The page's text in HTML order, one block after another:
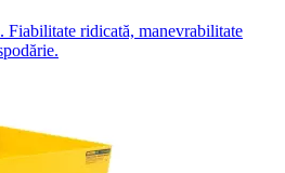
Fiabilitate ridicată, manevrabilitate